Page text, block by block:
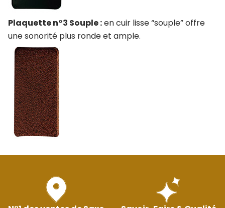
Plaquette n°3 Souple :en cuir lisse “souple” offre
une sonorité plus ronde et ample.